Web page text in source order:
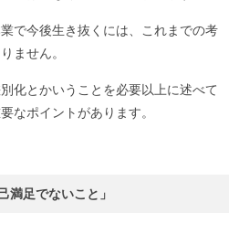
で今後生き抜くには、これまでの考
ません。
化とかいうことを必要以上に述べて
なポイントがあります。
満足でないこと」